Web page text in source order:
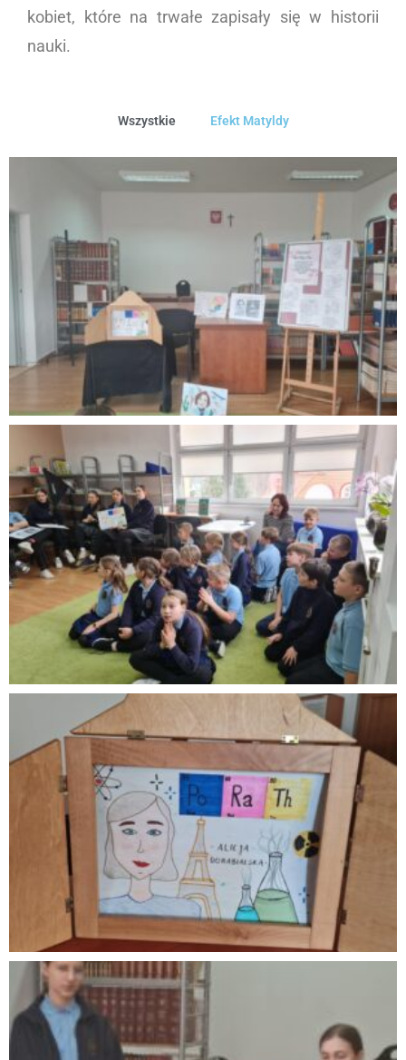
kobiet, które na trwałe zapisały się w historii
nauki.
Wszystkie Efekt Matyldy